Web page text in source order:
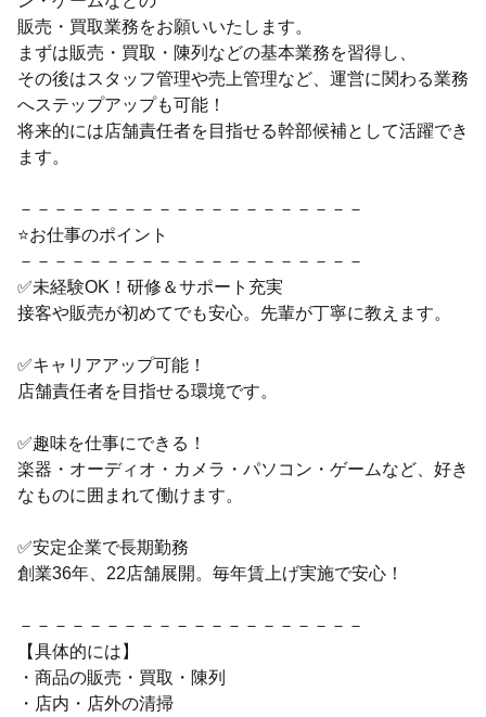
販売・買取業務をお願いいたします。
まずは販売・買取・陳列などの基本業務を習得し、
その後はスタッフ管理や売上管理など、運営に関わる業務
へステップアップも可能！
将来的には店舗責任者を目指せる幹部候補として活躍でき
ます。
－－－－－－－－－－－－－－－－－－－－
⭐お仕事のポイント
－－－－－－－－－－－－－－－－－－－－
✅未経験OK！研修＆サポート充実
接客や販売が初めてでも安心。先輩が丁寧に教えます。
✅キャリアアップ可能！
店舗責任者を目指せる環境です。
✅趣味を仕事にできる！
楽器・オーディオ・カメラ・パソコン・ゲームなど、好き
なものに囲まれて働けます。
✅安定企業で長期勤務
創業36年、22店舗展開。毎年賃上げ実施で安心！
－－－－－－－－－－－－－－－－－－－－
【具体的には】
・商品の販売・買取・陳列
・店内・店外の清掃